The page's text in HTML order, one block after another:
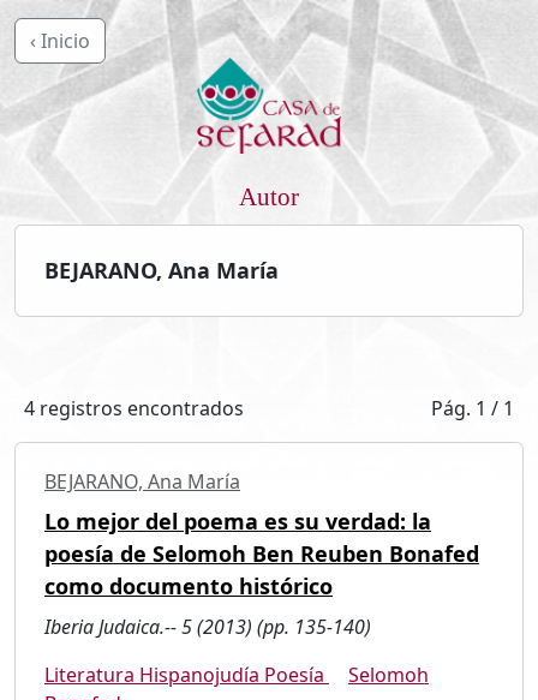
‹ Inicio
Autor
BEJARANO, Ana María
4 registros encontrados Pág. 1 / 1
BEJARANO, Ana María
Lo mejor del poema es su verdad: la
poesía de Selomoh Ben Reuben Bonafed
como documento histórico
Iberia Judaica.-- 5 (2013) (pp. 135-140)
Literatura Hispanojudía Poesía
Selomoh